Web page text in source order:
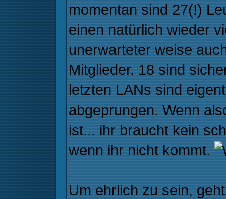
momentan sind 27(!)
einen natürlich wieder
unerwarteter weise
Mitglieder. 18 sind
letzten LANs sind
abgeprungen. Wenn
ist... ihr braucht kein
wenn ihr nicht kommt.
Um ehrlich zu sein,